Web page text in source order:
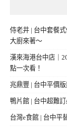
侍老井 | 台中套餐
大廚來著～
漢來海港台中店｜
點一次看！
兆鼎豐 | 台中平價
鴨片館 | 台中超難
台灣e食館 | 台中平